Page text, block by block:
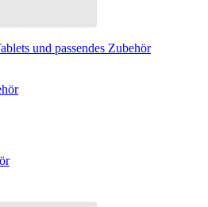
und passendes Zubehör